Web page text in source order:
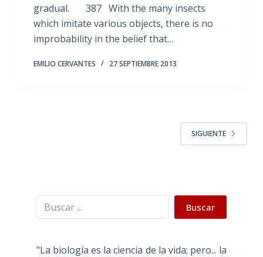
gradual. 387 With the many insects
which imitate various objects, there is no
improbability in the belief that…
EMILIO CERVANTES 27 SEPTIEMBRE 2013
SIGUIENTE
Buscar Buscar
"La biología es la ciencia de la vida; pero... la